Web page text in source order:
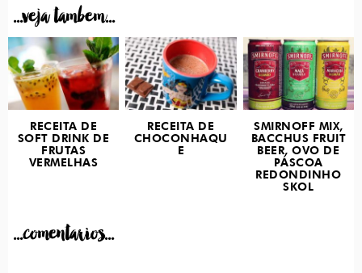
...veja tambem...
RECEITA DE
SOFT DRINK DE
FRUTAS
VERMELHAS
RECEITA DE
CHOCONHAQU
E
SMIRNOFF MIX,
BACCHUS FRUIT
BEER, OVO DE
PÁSCOA
REDONDINHO
SKOL
...comentarios...